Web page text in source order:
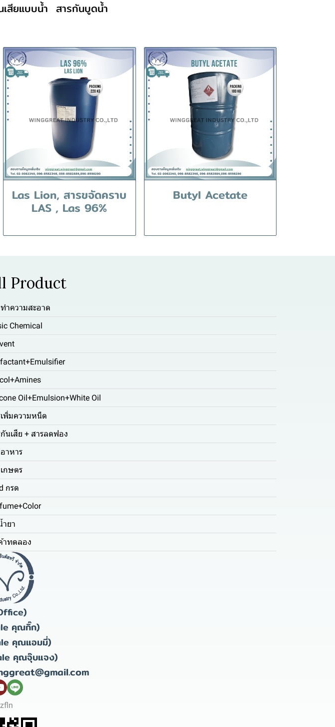
สียแบบน้ำ สารกันบูดน้ำ
Las Lion, สารขจัดคราบ
LAS , Las 96%
Butyl Acetate
Product
ำความสะอาด
Chemical
Oil+Emulsion+White Oil
เพิ่มความหนืด
นเสีย + สารลดฟอง
าหาร
กษตร
กรด
ยา
าทดลอง
คุณกิ๊ก)
คุณแอมมี่)
คุณจุ๊บแจง)